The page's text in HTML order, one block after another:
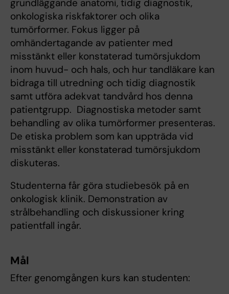
grundläggande anatomi, tidig diagnostik,
onkologiska riskfaktorer och olika
tumörformer. Fokus ligger på
omhändertagande av patienter med
misstänkt eller konstaterad tumörsjukdom
inom huvud- och hals, och hur tandläkare kan
bidraga till utredning och tidig diagnostik
samt utföra adekvat tandvård hos denna
patientgrupp. Diagnostiska metoder samt
behandling av olika tumörformer presenteras.
De etiska problem som kan uppträda vid
misstänkt eller konstaterad tumörsjukdom
diskuteras.
Studenterna får göra studiebesök på en
onkologisk klinik. Demonstration av
strålbehandling och diskussioner kring
patientfall ingår.
Mål
Efter genomgången kurs kan studenten: